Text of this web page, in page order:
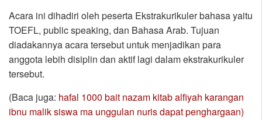
Acara ini dihadiri oleh peserta Ekstrakurikuler bahasa yaitu
TOEFL, public speaking, dan Bahasa Arab. Tujuan
diadakannya acara tersebut untuk menjadikan para
anggota lebih disiplin dan aktif lagi dalam ekstrakurikuler
tersebut.
(Baca juga: hafal 1000 bait nazam kitab alfiyah karangan
ibnu malik siswa ma unggulan nuris dapat penghargaan)